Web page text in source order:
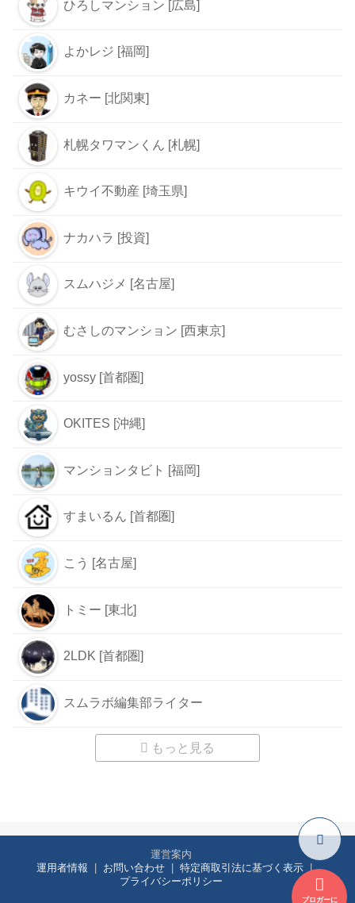
ひろしマンション [広島]
よかレジ [福岡]
カネー [北関東]
札幌タワマンくん [札幌]
キウイ不動産 [埼玉県]
ナカハラ [投資]
スムハジメ [名古屋]
むさしのマンション [西東京]
yossy [首都圏]
OKITES [沖縄]
マンションタビト [福岡]
すまいるん [首都圏]
こう [名古屋]
トミー [東北]
2LDK [首都圏]
スムラボ編集部ライター
もっと見る
ブロガーに
運営案内
運用者情報
お問い合わせ
特定商取引法に基づく表示
プライバシーポリシー